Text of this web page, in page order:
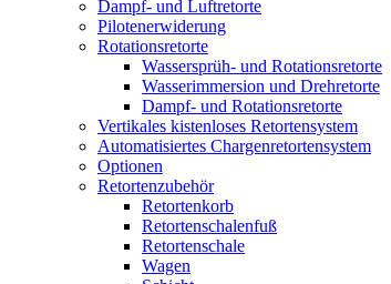
Dampf- und Luftretorte
Pilotenerwiderung
Rotationsretorte
Wassersprüh- und Rotationsretorte
Wasserimmersion und Drehretorte
Dampf- und Rotationsretorte
Vertikales kistenloses Retortensystem
Automatisiertes Chargenretortensystem
Optionen
Retortenzubehör
Retortenkorb
Retortenschalenfuß
Retortenschale
Wagen